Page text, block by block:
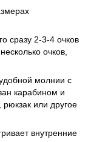
сразу 2-3-4 очков
очков,
молнии с
карабином и
или другое
внутренние